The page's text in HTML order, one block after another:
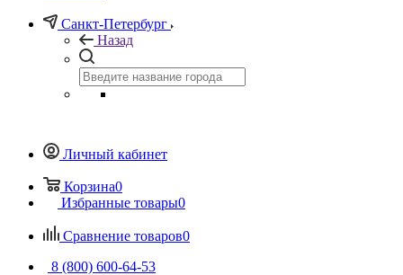
Санкт-Петербург
Назад
Личный кабинет
Корзина0
Избранные товары0
Сравнение товаров0
8 (800) 600-64-53